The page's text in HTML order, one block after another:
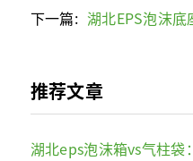
下一篇: 湖北EPS泡沫
推荐文章
湖北eps泡沫箱vs气柱袋